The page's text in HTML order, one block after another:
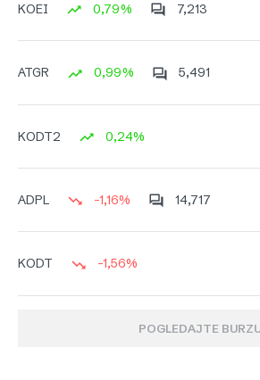
KOEI 0,79% 7,213
ATGR 0,99% 5,491
KODT2 0,24%
ADPL -1,16% 14,717
KODT -1,56%
POGLEDAJTE